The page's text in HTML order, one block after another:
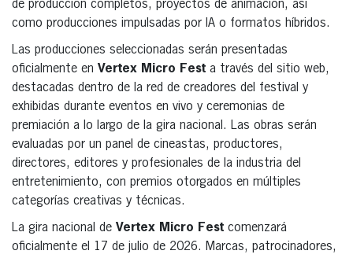
de producción completos, proyectos de animación, así
como producciones impulsadas por IA o formatos híbridos.
Las producciones seleccionadas serán presentadas
oficialmente en Vertex Micro Fest a través del sitio web,
destacadas dentro de la red de creadores del festival y
exhibidas durante eventos en vivo y ceremonias de
premiación a lo largo de la gira nacional. Las obras serán
evaluadas por un panel de cineastas, productores,
directores, editores y profesionales de la industria del
entretenimiento, con premios otorgados en múltiples
categorías creativas y técnicas.
La gira nacional de Vertex Micro Fest comenzará
oficialmente el 17 de julio de 2026. Marcas, patrocinadores,